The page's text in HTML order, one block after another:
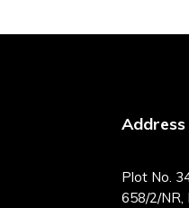
Plot No.
658/2/NR,